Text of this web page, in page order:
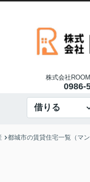
株式会社
0986-
借りる
都城市の賃貸住宅一覧（マ